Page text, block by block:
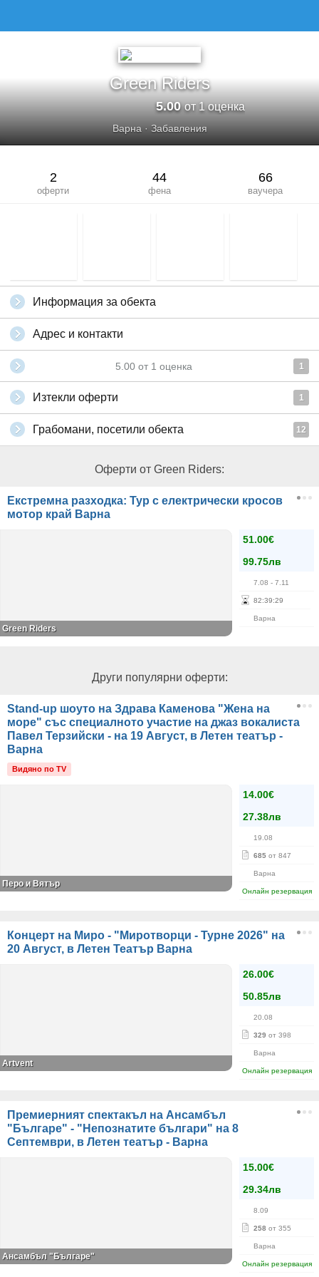
Green Riders
5.00от 1 оценка
Варна· Забавления
2
оферти
44
фена
66
ваучера
Информация за обекта
Адрес и контакти
5.00 от 1 оценка 1
Изтекли оферти 1
Грабомани, посетили обекта 12
Оферти от Green Riders:
Екстремна разходка: Тур с електрически кросов
мотор край Варна
51.00€
99.75лв
7.08 - 7.11
82:39:29
Варна
Green Riders
Други популярни оферти:
Stand-up шоуто на Здрава Каменова "Жена на
море" със специалното участие на джаз вокалиста
Павел Терзийски - на 19 Август, в Летен театър -
Варна
Видяно по TV
14.00€
27.38лв
19.08
685 от 847
Варна
Онлайн резервация
Перо и Вятър
Концерт на Миро - "Миротворци - Турне 2026" на
20 Август, в Летен Театър Варна
26.00€
50.85лв
20.08
329 от 398
Варна
Онлайн резервация
Artvent
Премиерният спектакъл на Ансамбъл
"Българе" - "Непознатите българи" на 8
Септември, в Летен театър - Варна
15.00€
29.34лв
8.09
258 от 355
Варна
Онлайн резервация
Ансамбъл "Българе"